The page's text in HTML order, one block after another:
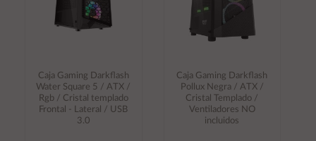
Caja Gaming Darkflash
Water Square 5 / ATX /
Rgb / Cristal templado
Frontal - Lateral / USB
3.0
Caja Gaming Darkflash
Pollux Negra / ATX /
Cristal Templado /
Ventiladores NO
incluidos